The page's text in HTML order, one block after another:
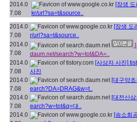
2014.0
7.08
[장생 도
kr/url?sa=t&source..
2014.0
7.08
[장생 도
r/url?sa=t&source..
2014.0
7.08
daum.net/search?w=tot&DA=..
2014.0
7.08
[사상자 사진]
사진
2014.0
7.08
[대구약
earch?DA=DRAG&w=t..
2014.0
7.08
[대전산
earch?w=tot&q=대..
2014.0
[송소희